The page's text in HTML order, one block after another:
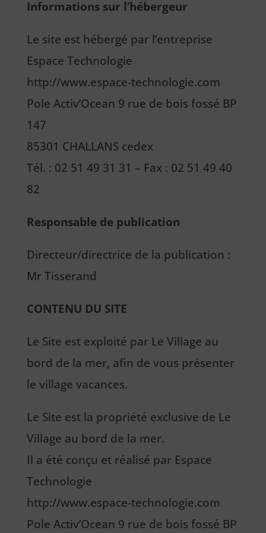
Informations sur l’hébergeur
Le site est hébergé par l’entreprise
Espace Technologie
http://www.espace-technologie.com
Pole Activ’Ocean 9 rue de bois fossé BP
147
85301 CHALLANS cedex
Tél. : 02 51 49 31 31 – Fax : 02 51 49 40
82
Responsable de publication
Directeur/directrice de la publication :
Mr Tisserand
CONTENU DU SITE
Le Site est exploité par Le Village au
bord de la mer, afin de vous présenter
le village vacances.
Le Site est la propriété exclusive de Le
Village au bord de la mer.
Il a été conçu et réalisé par Espace
Technologie
http://www.espace-technologie.com
Pole Activ’Ocean 9 rue de bois fossé BP